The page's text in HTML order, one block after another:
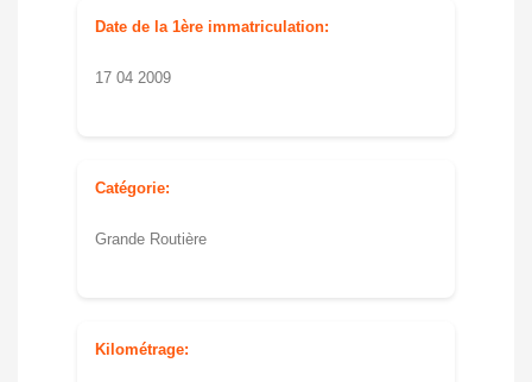
Date de la 1ère immatriculation:
17 04 2009
Catégorie:
Grande Routière
Kilométrage: